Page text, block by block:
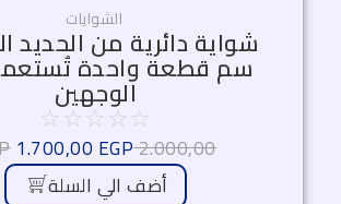
شواية
سم قطعة واحدة تُستعمل
الوجهين
☆
☆
☆
2.000,00
EGP1.700,00EGP
أضف الي السلة